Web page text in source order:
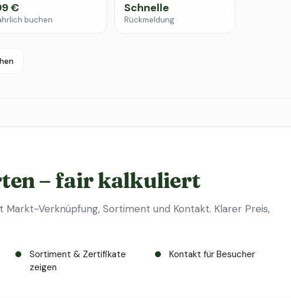
€
buchen
Schnelle
Rückmeldung
– fair kalkuliert
Markt-Verknüpfung, Sortiment und Kontakt. Klarer Preis,
Sortiment & Zertifikate
zeigen
Kontakt für Besucher